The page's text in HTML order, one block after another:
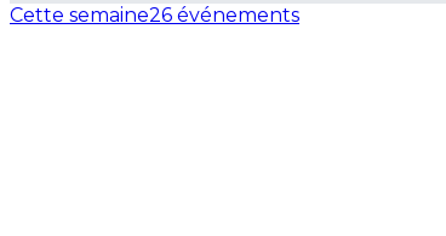
Cette semaine26 événements